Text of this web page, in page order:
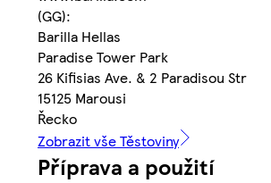
(GG):
Barilla Hellas
Paradise Tower Park
26 Kifisias Ave. & 2 Paradisou Str
15125 Marousi
Řecko
Zobrazit vše Těstoviny
Příprava a použití